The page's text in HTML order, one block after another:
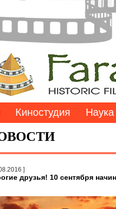
Киностудия Наука
]
друзья! 10 сентября